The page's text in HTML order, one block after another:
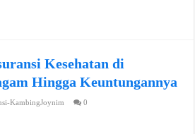
Kesehatan di
Hingga Keuntungannya
KambingJoynim 0